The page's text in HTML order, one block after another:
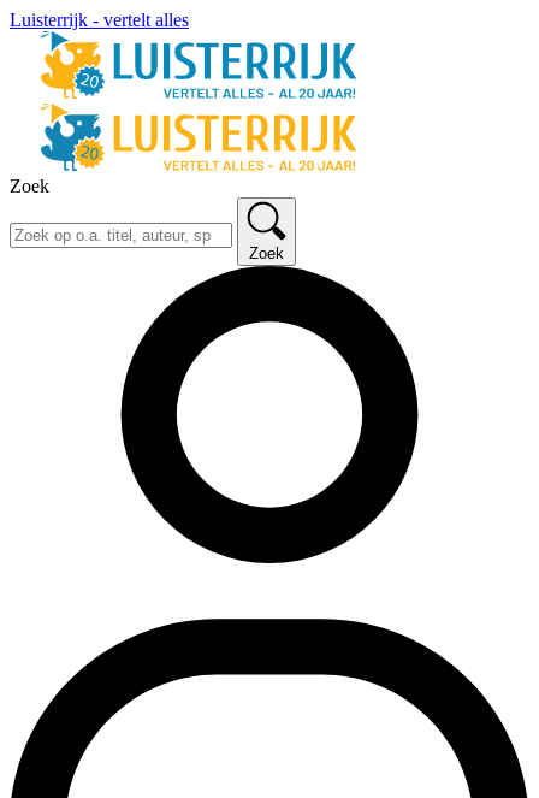
Luisterrijk - vertelt alles
Zoek
Zoek